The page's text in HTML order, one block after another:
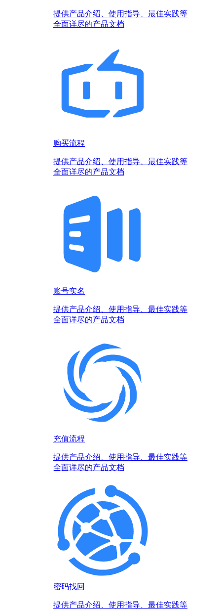
提供产品介绍、使用指导、最佳实践等
全面详尽的产品文档
购买流程
提供产品介绍、使用指导、最佳实践等
全面详尽的产品文档
账号实名
提供产品介绍、使用指导、最佳实践等
全面详尽的产品文档
充值流程
提供产品介绍、使用指导、最佳实践等
全面详尽的产品文档
密码找回
提供产品介绍、使用指导、最佳实践等